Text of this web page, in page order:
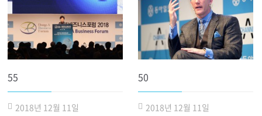
55
2018년 12월 11일
50
2018년 12월 11일